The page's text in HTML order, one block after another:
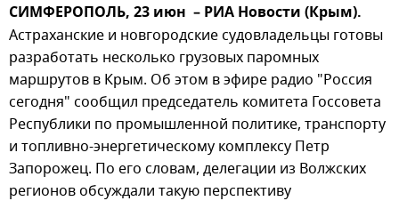
СИМФЕРОПОЛЬ, 23 июн – РИА Новости (Крым).
Астраханские и новгородские судовладельцы готовы
разработать несколько грузовых паромных
маршрутов в Крым. Об этом в эфире радио "Россия
сегодня" сообщил председатель комитета Госсовета
Республики по промышленной политике, транспорту
и топливно-энергетическому комплексу Петр
Запорожец. По его словам, делегации из Волжских
регионов обсуждали такую перспективу